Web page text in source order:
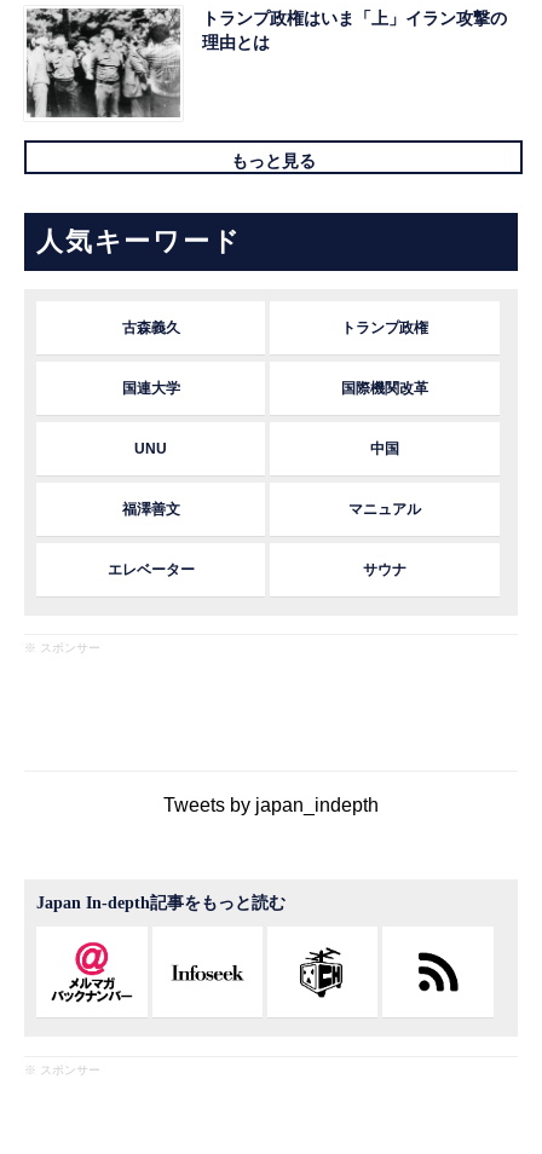
トランプ政権はいま「上」イラン攻撃の
理由とは
もっと見る
人気キーワード
古森義久 トランプ政権
国連大学 国際機関改革
UNU 中国
福澤善文 マニュアル
エレベーター サウナ
※ スポンサー
Tweets by japan_indepth
Japan In-depth記事をもっと読む
※ スポンサー